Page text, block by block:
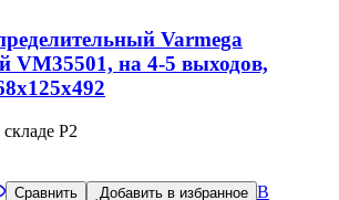
Varmega
VM35501, на 4-5 выходов,
Р2
Сравнить Добавить в избранное В